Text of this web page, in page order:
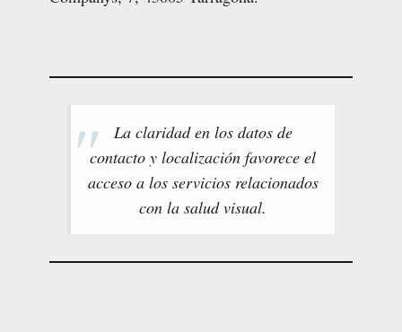
La claridad en los datos de
contacto y localización favorece el
acceso a los servicios relacionados
con la salud visual.